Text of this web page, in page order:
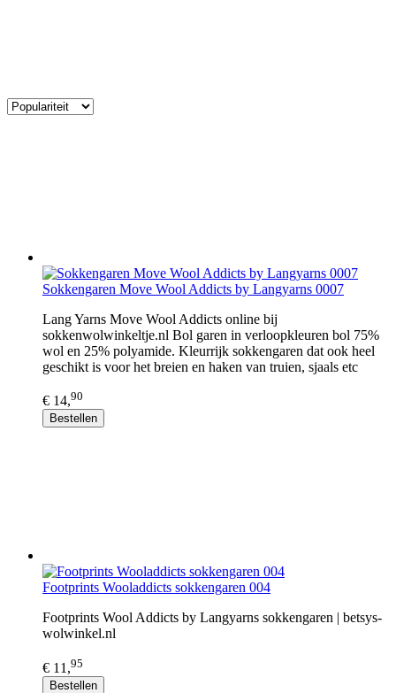
Sokkengaren Move Wool Addicts by Langyarns 0007
Lang Yarns Move Wool Addicts online bij
sokkenwolwinkeltje.nl Bol garen in verloopkleuren bol 75%
wol en 25% polyamide. Kleurrijk sokkengaren dat ook heel
geschikt is voor het breien en haken van truien, sjaals etc
€ 14,90
Bestellen
Footprints Wooladdicts sokkengaren 004
Footprints Wool Addicts by Langyarns sokkengaren | betsys-
wolwinkel.nl
€ 11,95
Bestellen